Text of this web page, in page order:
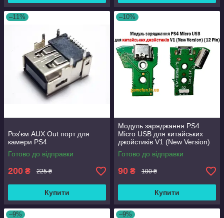
–11%
Роз'єм AUX Out порт для
камери PS4
Готово до відправки
200 ₴ 225 ₴
Купити
–10%
Модуль заряджання PS4
Micro USB для китайських
джойстиків V1 (New Version)
(12 Pin)
Готово до відправки
90 ₴ 100 ₴
Купити
–9% –9%